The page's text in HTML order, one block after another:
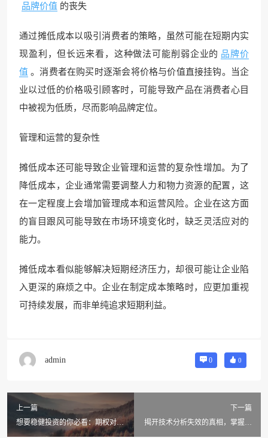
品牌价值 的丧失
通过摊低成本以吸引消费者的策略，虽然可能在短期内实
现盈利，但长远来看，这种做法可能削弱企业的 品牌价
值 。消费者在购买时逐渐会将价格与价值直接挂钩。当企
业以过低的价格吸引顾客时，可能导致产品在消费者心目
中被视为低质，尽而影响品牌定位。
管理和运营的复杂性
摊低成本还可能导致企业管理和运营的复杂性增加。为了
降低成本，企业通常需要调整人力和物力资源的配置，这
在一定程度上会增加管理成本和运营风险。企业在这方面
的盲目跟风可能导致在市场环境变化时，缺乏灵活应对的
能力。
摊低成本看似能够解决短期经济压力，却很可能让企业陷
入更深的麻烦之中。企业在制定成本策略时，应更加重视
可持续发展，而非单纯追求短期利益。
admin 0 0
上一篇
想要稳健投资的你必看：期权对冲
如何为股票头寸保驾护航
下一篇
揭开技术分析失效的真相，掌握这